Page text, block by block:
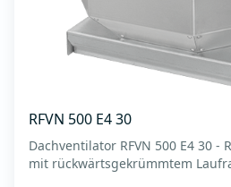
RFVN 500 E4 30
Dachventilator RFVN 500 E4 30 -
mit rückwärtsgekrümmtem